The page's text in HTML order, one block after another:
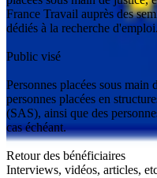
France Travail auprès des
dédiés à la recherche d'emploi.
Public visé
Personnes placées sous main
personnes placées en
(SAS), ainsi que des
cas échéant.
Retour des bénéficiaires
Interviews, vidéos, articles,